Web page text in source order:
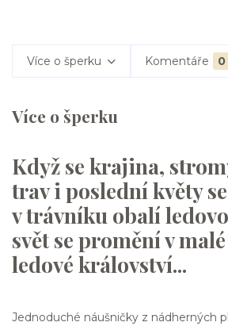
Více o šperku Komentáře 0
Více o šperku
Když se krajina,
trav i poslední květy
v trávníku obalí
svět se promění v
ledové království...
Jednoduché náušničky z nádherných